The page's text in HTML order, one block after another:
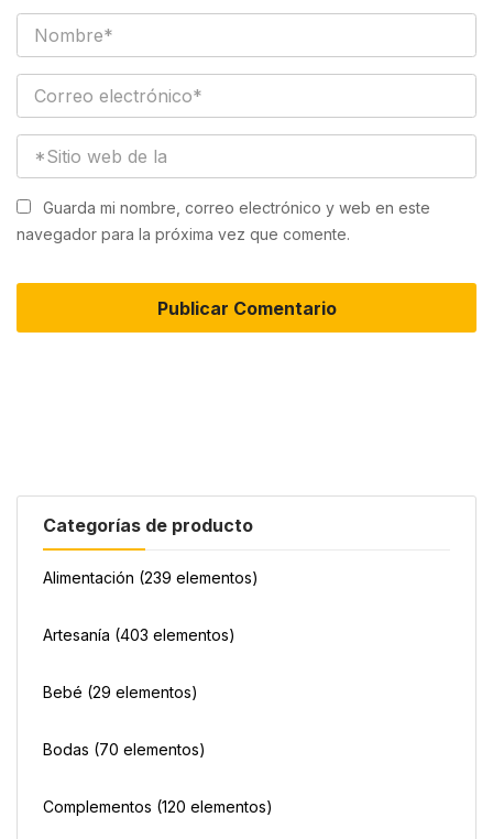
Categorías de producto
Alimentación (239 elementos)
Artesanía (403 elementos)
Bebé (29 elementos)
Bodas (70 elementos)
Complementos (120 elementos)
Guarda mi nombre, correo electrónico y web en este
navegador para la próxima vez que comente.